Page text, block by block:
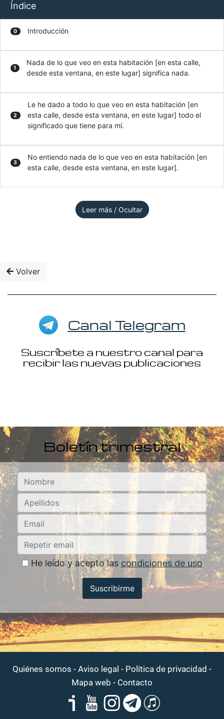
Índice
0 Introducción
1
Nada de lo que veo en esta habitación [en esta calle,
desde esta ventana, en este lugar] significa nada.
2
Le he dado a todo lo que veo en esta habitación [en
esta calle, desde esta ventana, en este lugar] todo el
significado que tiene para mí.
3
No entiendo nada de lo que veo en esta habitación [en
esta calle, desde esta ventana, en este lugar].
Leer más / Ocultar
Volver
Canal Telegram
Suscríbete a nuestro canal para
recibir las nuevas publicaciones
Boletín trimestral
He leído y acepto las condiciones de uso
Suscribirme
Quiénes somos - Aviso legal - Política de privacidad -
Mapa web - Contacto